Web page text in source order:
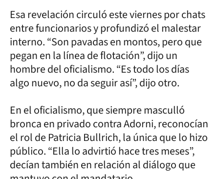
Esa revelación circuló este viernes por chats
entre funcionarios y profundizó el malestar
interno. “Son pavadas en montos, pero que
pegan en la línea de flotación”, dijo un
hombre del oficialismo. “Es todo los días
algo nuevo, no da seguir así”, dijo otro.
En el oficialismo, que siempre masculló
bronca en privado contra Adorni, reconocían
el rol de Patricia Bullrich, la única que lo hizo
público. “Ella lo advirtió hace tres meses”,
decían también en relación al diálogo que